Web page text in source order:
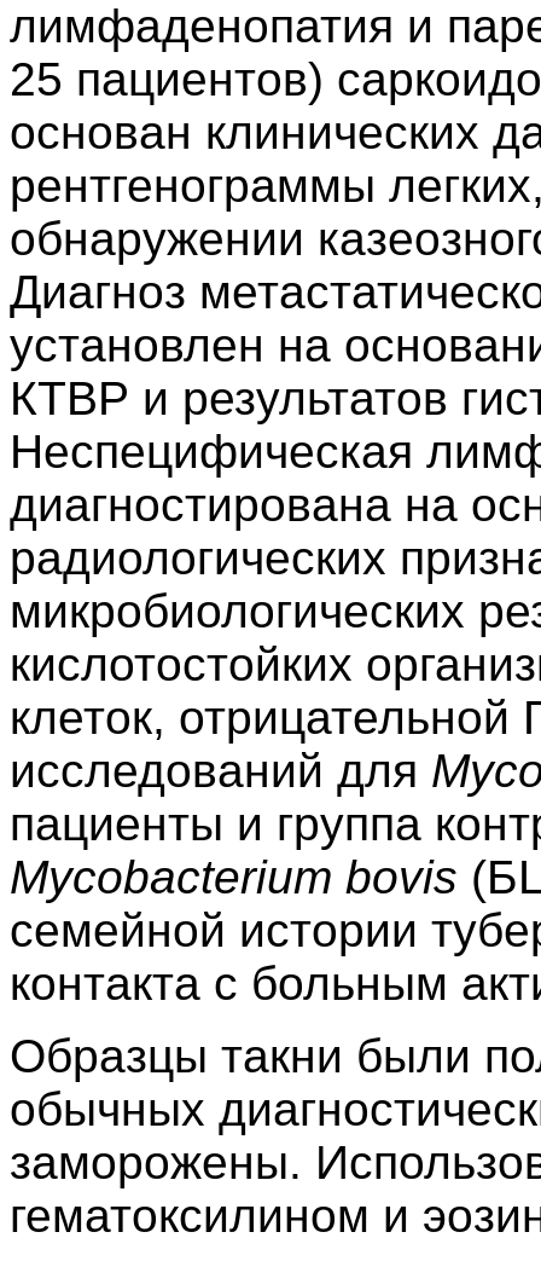
лимфаденопатия и
25 пациентов)
основан клинических
рентгенограммы
обнаружении
Диагноз
установлен на
КТВР и результатов
Неспецифическая
диагностирована на
радиологических
микробиологических
кислотостойких
клеток,
исследований для
пациенты и группа
Mycobacterium bovis
семейной истории
контакта с больным
Образцы такни были
обычных
заморожены.
гематоксилином и